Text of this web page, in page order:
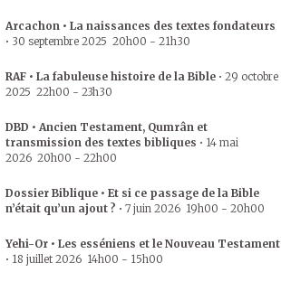
Arcachon • La naissances des textes fondateurs
• 30 septembre 2025 20h00 - 21h30
RAF • La fabuleuse histoire de la Bible • 29 octobre
2025 22h00 - 23h30
DBD • Ancien Testament, Qumrân et
transmission des textes bibliques • 14 mai
2026 20h00 - 22h00
Dossier Biblique • Et si ce passage de la Bible
n’était qu’un ajout ? • 7 juin 2026 19h00 - 20h00
Yehi-Or • Les esséniens et le Nouveau Testament
• 18 juillet 2026 14h00 - 15h00